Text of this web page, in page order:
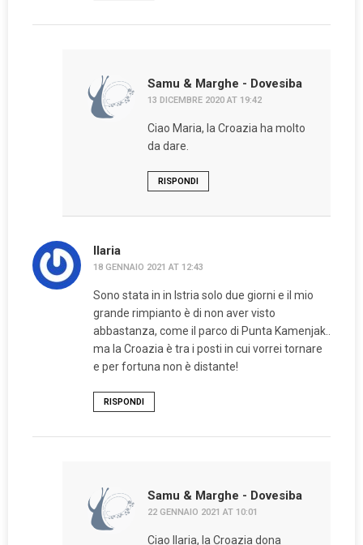
Samu & Marghe - Dovesiba
13 DICEMBRE 2020 AT 19:42
Ciao Maria, la Croazia ha molto
da dare.
RISPONDI
Ilaria
18 GENNAIO 2021 AT 12:43
Sono stata in in Istria solo due giorni e il mio
grande rimpianto è di non aver visto
abbastanza, come il parco di Punta Kamenjak..
ma la Croazia è tra i posti in cui vorrei tornare
e per fortuna non è distante!
RISPONDI
Samu & Marghe - Dovesiba
22 GENNAIO 2021 AT 10:01
Ciao Ilaria, la Croazia dona